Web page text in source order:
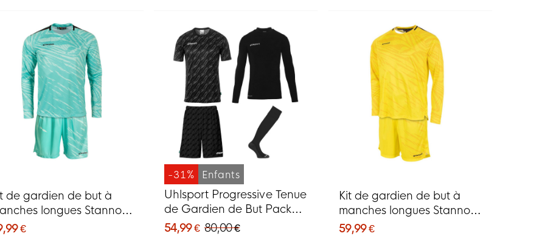
de gardien de but à
longues Stanno
bleu
€
-31% Enfants
Uhlsport Progressive Tenue
de Gardien de But Pack
Enfants Noir
54,99 € 80,00 €
Kit de gardien de but à
manches longues Stanno
Trick jaune
59,99 €